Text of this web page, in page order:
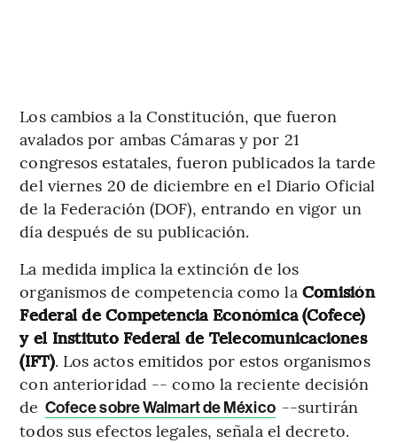
Los cambios a la Constitución, que fueron
avalados por ambas Cámaras y por 21
congresos estatales, fueron publicados la tarde
del viernes 20 de diciembre en el Diario Oficial
de la Federación (DOF), entrando en vigor un
día después de su publicación.
La medida implica la extinción de los
organismos de competencia como laComisión
Federal de Competencia Económica (Cofece)
y el Instituto Federal de Telecomunicaciones
(IFT). Los actos emitidos por estos organismos
con anterioridad -- como la reciente decisión
de Cofece sobre Walmart de México --surtirán
todos sus efectos legales, señala el decreto.